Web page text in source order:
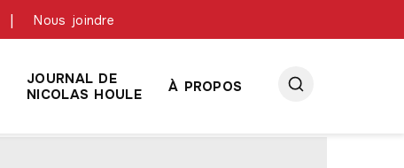
Nous joindre
JOURNAL DE
NICOLAS HOULE
À PROPOS